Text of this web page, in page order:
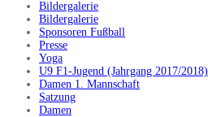
Bildergalerie
Bildergalerie
Sponsoren Fußball
Presse
Yoga
U9 F1-Jugend (Jahrgang 2017/2018)
Damen 1. Mannschaft
Satzung
Damen